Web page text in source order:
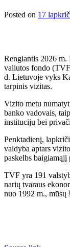
Posted on 17
Rengiantis 2026
valiutos fondo
d. Lietuvoje vyks
tarpinis vizitas.
Vizito metu
banko vadovais,
institucijų bei
Penktadienį,
valdyba aptars
paskelbs baigiamąjį
TVF yra 191
narių tvaraus
nuo 1992 m., mūsų